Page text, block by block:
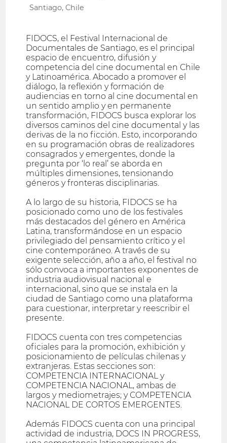
Santiago, Chile
FIDOCS, el Festival Internacional de
Documentales de Santiago, es el principal
espacio de encuentro, difusión y
competencia del cine documental en Chile
y Latinoamérica. Abocado a promover el
diálogo, la reflexión y formación de
audiencias en torno al cine documental en
un sentido amplio y en permanente
transformación, FIDOCS busca explorar los
diversos caminos del cine documental y las
derivas de la no ficción. Esto, incorporando
en su programación obras de realizadores
consagrados y emergentes, donde la
pregunta por ‘lo real’ se aborda en
múltiples dimensiones, tensionando
géneros y fronteras disciplinarias.
A lo largo de su historia, FIDOCS se ha
posicionado como uno de los festivales
más destacados del género en América
Latina, transformándose en un espacio
privilegiado del pensamiento crítico y el
cine contemporáneo. A través de su
exigente selección, año a año, el festival no
sólo convoca a importantes exponentes de
industria audiovisual nacional e
internacional, sino que se instala en la
ciudad de Santiago como una plataforma
para cuestionar, interpretar y reescribir el
presente.
FIDOCS cuenta con tres competencias
oficiales para la promoción, exhibición y
posicionamiento de películas chilenas y
extranjeras. Estas secciones son:
COMPETENCIA INTERNACIONAL y
COMPETENCIA NACIONAL, ambas de
largos y mediometrajes; y COMPETENCIA
NACIONAL DE CORTOS EMERGENTES.
Además FIDOCS cuenta con una principal
actividad de industria, DOCS IN PROGRESS,